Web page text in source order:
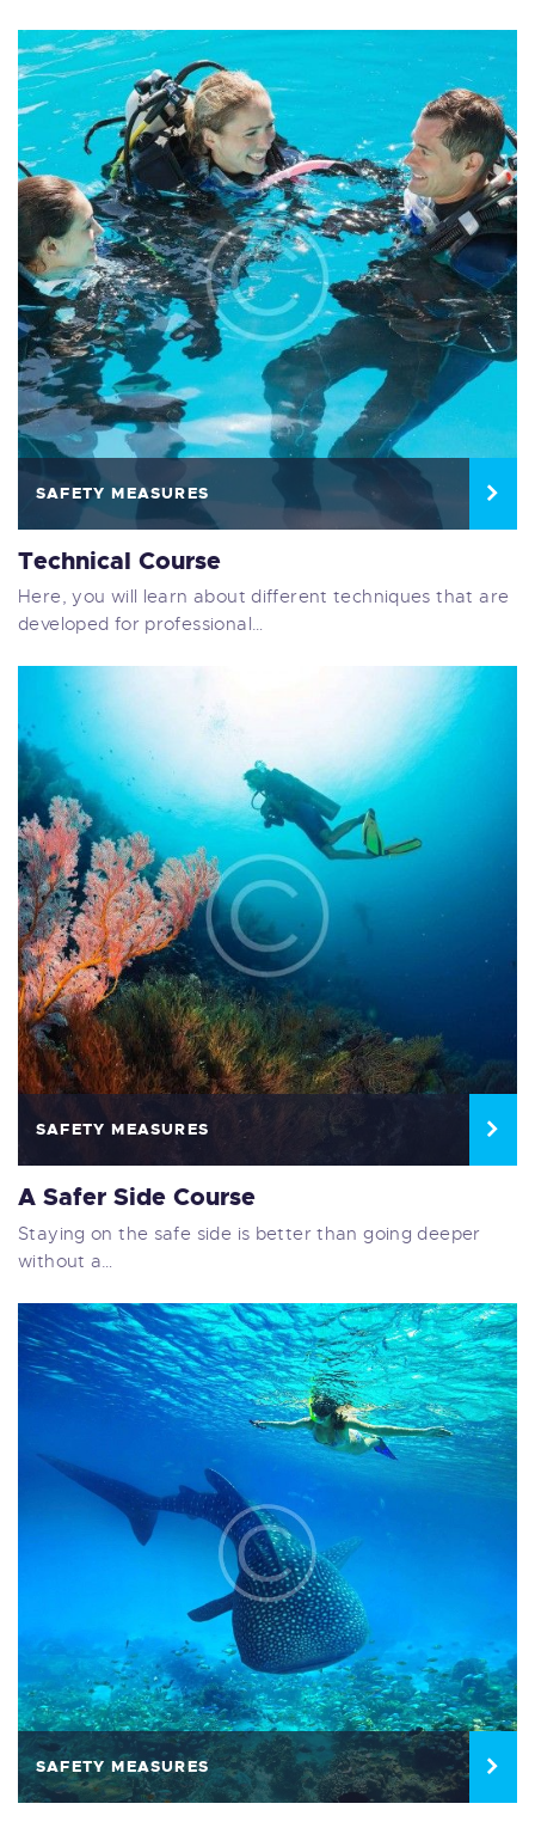
SAFETY MEASURES
Technical Course
Here, you will learn about different techniques that are
developed for professional…
SAFETY MEASURES
A Safer Side Course
Staying on the safe side is better than going deeper
without a…
SAFETY MEASURES